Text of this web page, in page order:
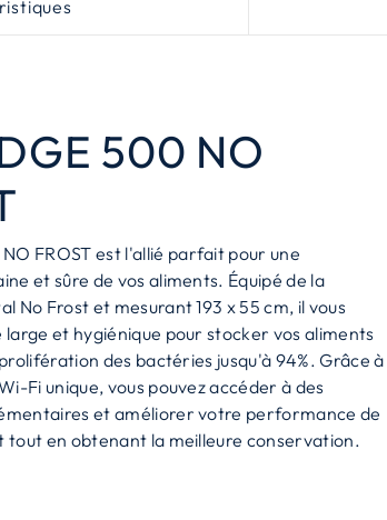
500 NO
FROST est l'allié parfait pour une
et sûre de vos aliments. Équipé de la
No Frost et mesurant 193 x 55 cm, il vous
et hygiénique pour stocker vos aliments
des bactéries jusqu'à 94%. Grâce à
Fi unique, vous pouvez accéder à des
et améliorer votre performance de
tout en obtenant la meilleure conservation.